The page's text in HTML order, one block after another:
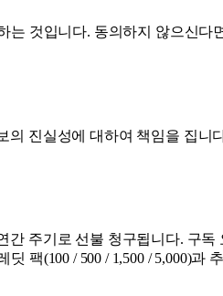
것입니다. 동의하지 않으신
진실성에 대하여 책임을 집니
간 주기로 선불 청구됩니다.
팩(100 / 500 / 1,500 / 5,000)